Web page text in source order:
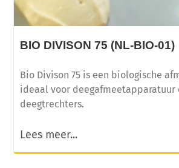
BIO DIVISON 75 (NL-BIO-01)
Bio Divison 75 is een biologische
ideaal voor deegafmeetapparatuur
deegtrechters.
Lees meer...